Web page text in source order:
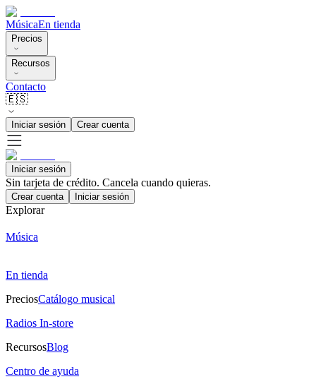
MúsicaEn tienda
Precios
Recursos
Contacto
🇪🇸
Iniciar sesión Crear cuenta
Iniciar sesión
Sin tarjeta de crédito. Cancela cuando quieras.
Crear cuenta Iniciar sesión
Explorar
Música
En tienda
PreciosCatálogo musical
Radios In-store
RecursosBlog
Centro de ayuda